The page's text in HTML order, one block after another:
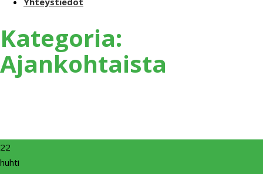
Kategoria:
Ajankohtaista
22
huhti